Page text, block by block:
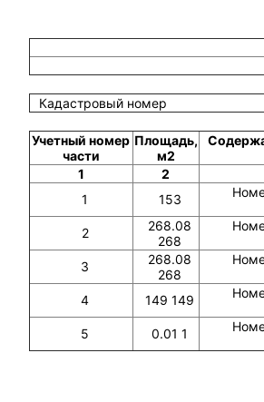
Кадастровый номер
Учетный номер
части
Площадь,
м2
1
2
1
153
2
268.08
268
3
268.08
268
4 149 149
5 0.01 1